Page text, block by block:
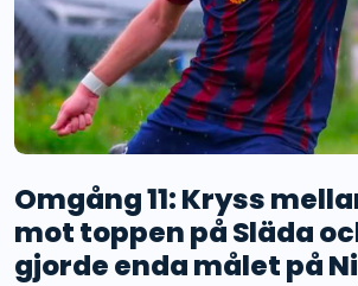
Omgång 11: Kryss
mot toppen på Släda
gjorde enda målet på